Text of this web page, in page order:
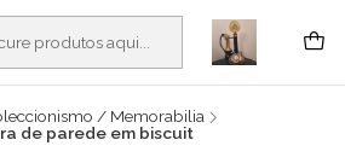
Colecionismo e antiguidades em Viana do
Ler mais
/ Memorabilia
de parede em biscuit